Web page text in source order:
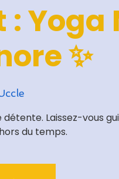
: Yoga
✨
Laissez-vous
du temps.